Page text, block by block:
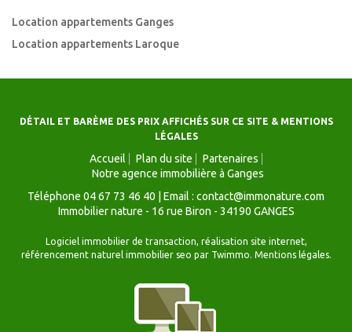
Location appartements Ganges
Location appartements Laroque
DÉTAIL ET BARÈME DES PRIX AFFICHÉS SUR CE SITE & MENTIONS
LÉGALES
Accueil Plan du site
Partenaires
Notre agence immobilière à Ganges
Téléphone 04 67 73 46 40 | Email : contact@immonature.com
Immobilier nature - 16 rue Biron - 34190 GANGES
Logiciel immobilier de transaction, réalisation site internet,
référencement naturel immobilier seo par Twimmo. Mentions légales.